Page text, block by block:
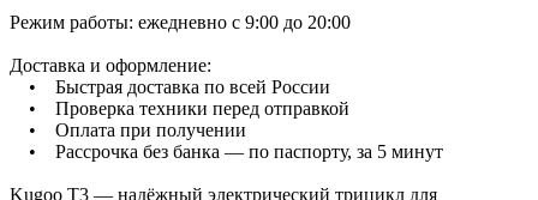
Режим работы: ежедневно с 9:00 до 20:00
Доставка и оформление:
• Быстрая доставка по всей России
• Проверка техники перед отправкой
• Оплата при получении
• Рассрочка без банка — по паспорту, за 5 минут
Kugoo T3 — надёжный электрический трицикл для